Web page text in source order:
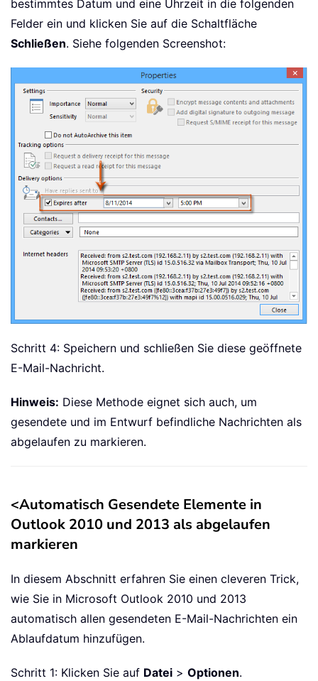
bestimmtes Datum und eine Uhrzeit in die folgenden
Felder ein und klicken Sie auf die Schaltfläche
Schließen. Siehe folgenden Screenshot:
Schritt 4: Speichern und schließen Sie diese geöffnete
E-Mail-Nachricht.
Hinweis: Diese Methode eignet sich auch, um
gesendete und im Entwurf befindliche Nachrichten als
abgelaufen zu markieren.
<Automatisch Gesendete Elemente in
Outlook 2010 und 2013 als abgelaufen
markieren
In diesem Abschnitt erfahren Sie einen cleveren Trick,
wie Sie in Microsoft Outlook 2010 und 2013
automatisch allen gesendeten E-Mail-Nachrichten ein
Ablaufdatum hinzufügen.
Schritt 1: Klicken Sie auf Datei > Optionen.